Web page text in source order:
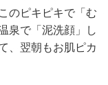
のピキピキで「む
泉で「泥洗顔」し
、翌朝もお肌ピカ